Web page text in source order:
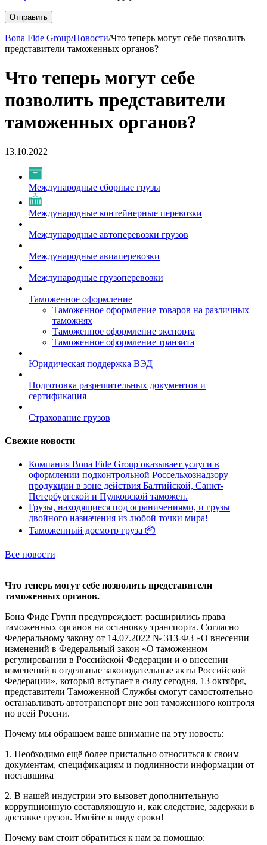
Bona Fide Group/Новости/Что теперь могут себе позволить
представители таможенных органов?
Что теперь могут себе
позволить представители
таможенных органов?
13.10.2022
Международные сборные грузы
Международные контейнерные перевозки
Международные автоперевозки грузов
Международные авиаперевозки
Международные грузоперевозки
Таможенное оформление
Таможенное оформление товаров на различных
таможнях
Таможенное оформление экспорта
Таможенное оформление транзита
Юридическая поддержка ВЭД
Подготовка разрешительных документов и
сертификация
Страхование грузов
Свежие новости
Компания Bona Fide Group оказывает услуги в
оформлении подконтрольной Россельхознадзору
продукции в зоне действия Балтийской, Санкт-
Петербургской и Пулковской таможен.
Грузы, находящиеся под ограничениями, и грузы
двойного назначения из любой точки мира!
Таможенный досмотр груза 📦
Все новости
Что теперь могут себе позволить представители
таможенных органов.
Бона Фиде Групп предупреждает: расширились права
таможенных органов на остановку транспорта. Согласно
Федеральному закону от 14.07.2022 № 313-ФЗ «О внесении
изменений в Федеральный закон «О таможенном
регулировании в Российской Федерации и о внесении
изменений в отдельные законодательные акты Российской
Федерации», который вступает в силу сегодня, 13 октября,
представители Таможенной Службы смогут самостоятельно
останавливать автотранспорт вне зон таможенного контроля
по всей России.
Почему мы обращаем ваше внимание на эту новость:
1. Необходимо ещё более пристально относиться к своим
документам, спецификациям и подлинности информации от
поставщика
2. В нашей индустрии это вызовет дополнительную
коррупционную составляющую и, как следствие, задержки в
доставке грузов. Имейте в виду сроки!
Почему вам стоит обратиться к нам за помощью: